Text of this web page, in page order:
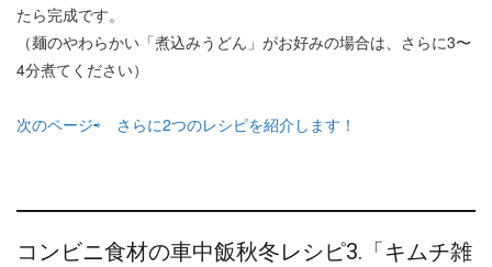
たら完成です。
（麺のやわらかい「煮込みうどん」がお好みの場合は、さらに3〜
4分煮てください）
次のページ⇨ さらに2つのレシピを紹介します！
コンビニ食材の車中飯秋冬レシピ3.「キムチ雑